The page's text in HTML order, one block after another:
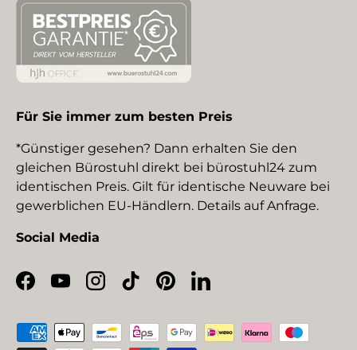
Für Sie immer zum besten Preis
*Günstiger gesehen? Dann erhalten Sie den
gleichen Bürostuhl direkt bei bürostuhl24 zum
identischen Preis. Gilt für identische Neuware bei
gewerblichen EU-Händlern. Details auf Anfrage.
Social Media
Facebook
YouTubeInstagram
TikTokPinterestLinkedIn
Zahlungsmethoden